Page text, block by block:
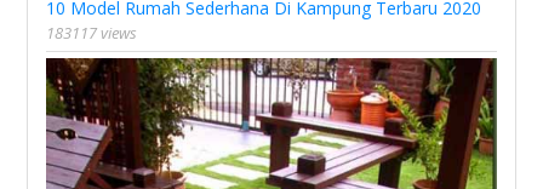
10 Model Rumah Sederhana Di Kampung Terbaru 2020
183117 views